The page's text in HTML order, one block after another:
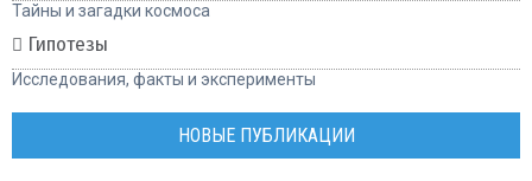
Тайны и загадки космоса
Гипотезы
Исследования, факты и эксперименты
НОВЫЕ ПУБЛИКАЦИИ